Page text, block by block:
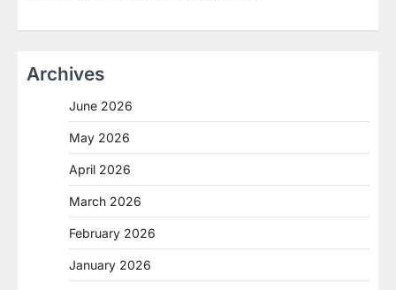
Archives
June 2026
May 2026
April 2026
March 2026
February 2026
January 2026